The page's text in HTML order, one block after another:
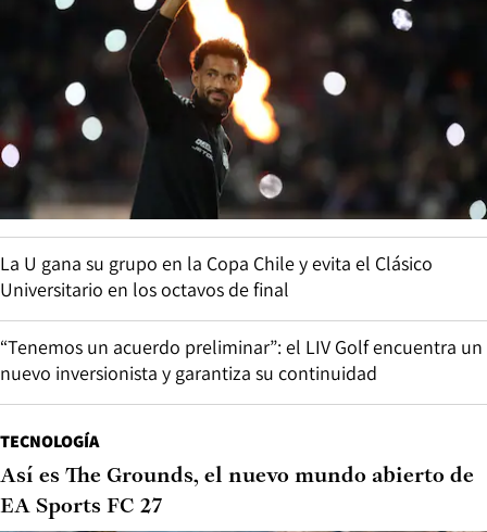
La U gana su grupo en la Copa Chile y evita el Clásico
Universitario en los octavos de final
“Tenemos un acuerdo preliminar”: el LIV Golf encuentra un
nuevo inversionista y garantiza su continuidad
TECNOLOGÍA
Así es The Grounds, el nuevo mundo abierto de
EA Sports FC 27